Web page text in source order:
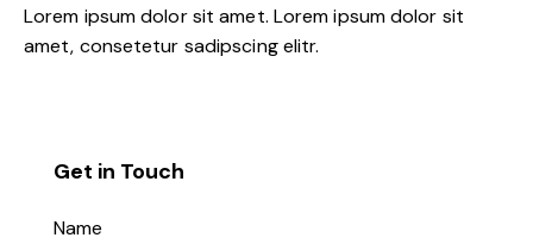
Lorem ipsum dolor sit amet. Lorem ipsum dolor sit
amet, consetetur sadipscing elitr.
Get in Touch